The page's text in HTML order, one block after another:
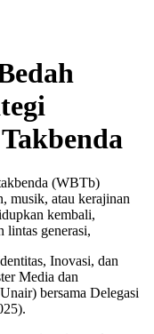
(WBTb)
musik, atau kerajinan
kembali,
lintas generasi,
Inovasi, dan
Media dan
bersama Delegasi